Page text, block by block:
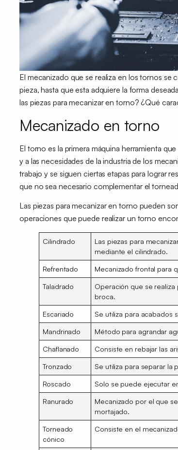
El mecanizado que se realiza en los tornos se
pieza, hasta que esta adquiere la forma
las piezas para mecanizar en torno?¿Qué
Mecanizado en torno
El torno es la primera máquina herramienta
y a las necesidades de la industria de los
trabajoy se siguen ciertas etapas para lograr
que no sea necesario complementar el
Las piezas para mecanizar en torno pueden
operaciones que puede realizar un torno
Cilindrado Las piezas para
mediante el cilindrado.
Refrentado
Mecanizado frontal para
Taladrado
Operación que se realiza
broca.
Escariado
Se utiliza para acabados
Mandrinado
Método para agrandar
Chaflanado
Consiste en rebajar las
Tronzado
Se utiliza para separar la
Roscado
Solo se puede ejecutar
Ranurado
Mecanizado por el que
mortajado.
Torneado
cónico
Consiste en el